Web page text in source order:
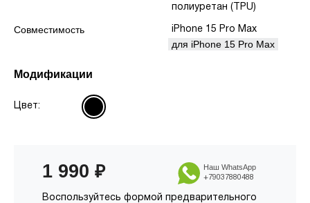
полиуретан (TPU)
Совместимость iPhone 15 Pro Max
для iPhone 15 Pro Max
Модификации
Цвет:
1 990 ₽
Воспользуйтесь формой предварительного
Наш WhatsApp
+79037880488